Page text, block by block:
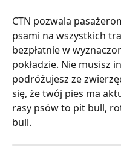
CTN pozwala
psami na wszystkich
bezpłatnie w
pokładzie. Nie musisz
podróżujesz ze
się, że twój pies ma
rasy psów to pit bull,
bull.